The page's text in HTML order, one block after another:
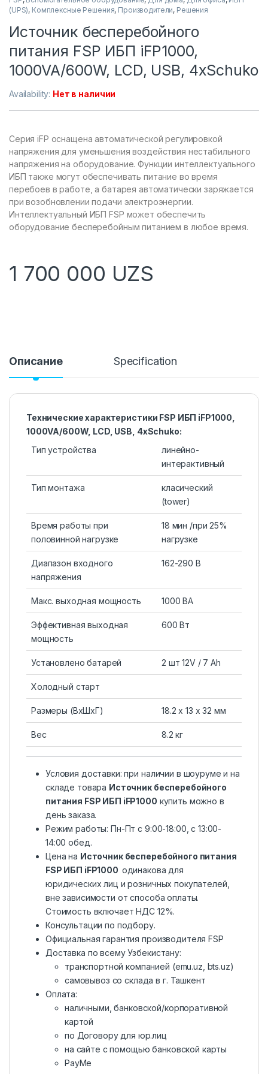
(UPS), Комплексные Решения, Производители, Решения
Источник бесперебойного
питания FSP ИБП iFP1000,
1000VA/600W, LCD, USB, 4xSchuko
Availability: Нет в наличии
Серия iFP оснащена автоматической регулировкой
напряжения для уменьшения воздействия нестабильного
напряжения на оборудование. Функции интеллектуального
ИБП также могут обеспечивать питание во время
перебоев в работе, а батарея автоматически заряжается
при возобновлении подачи электроэнергии.
Интеллектуальный ИБП FSP может обеспечить
оборудование бесперебойным питанием в любое время.
1 700 000 UZS
Описание Specification
Технические характеристики FSP ИБП iFP1000,
1000VA/600W, LCD, USB, 4xSchuko:
Тип устройства
линейно-
интерактивный
Тип монтажа
класический
(tower)
Время работы при
половинной нагрузке
18 мин /при 25%
нагрузке
Диапазон входного
напряжения
162-290 В
Макс. выходная мощность 1000 ВА
Эффективная выходная
мощность
600 Вт
Установлено батарей 2 шт 12V / 7 Ah
Холодный старт
Размеры (ВхШхГ) 18.2 x 13 x 32 мм
Вес 8.2 кг
Условия доставки: при наличии в шоуруме и на
складе товара Источник бесперебойного
питания FSP ИБП iFP1000 купить можно в
день заказа.
Режим работы: Пн-Пт с 9:00-18:00, c 13:00-
14:00 обед.
Цена на Источник бесперебойного питания
FSP ИБП iFP1000 одинакова для
юридических лиц и розничных покупателей,
вне зависимости от способа оплаты.
Стоимость включает НДС 12%.
Консультации по подбору.
Официальная гарантия производителя FSP
Доставка по всему Узбекистану:
транспортной компанией (emu.uz, bts.uz)
самовывоз со склада в г. Ташкент
Оплата:
наличными, банковской/корпоративной
картой
по Договору для юр.лиц
на сайте с помощью банковской карты
PayMe